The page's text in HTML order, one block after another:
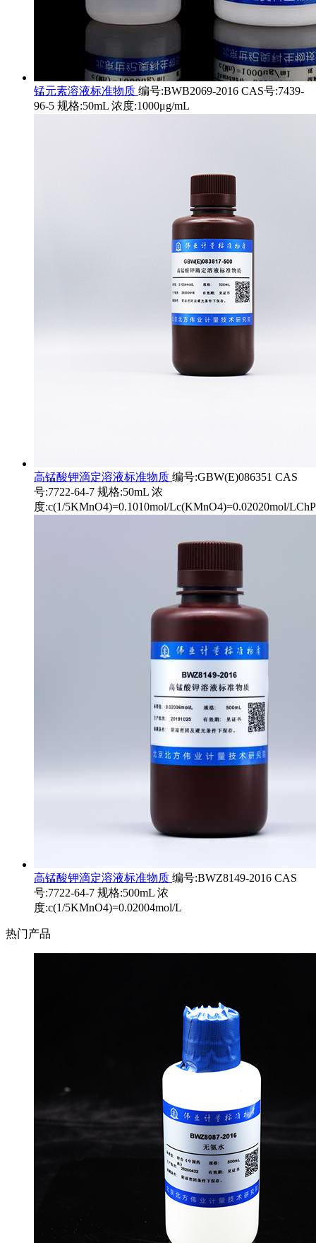
锰元素溶液标准物质 编号:BWB2069-2016 CAS号:7439-
96-5 规格:50mL 浓度:1000μg/mL
高锰酸钾滴定溶液标准物质 编号:GBW(E)086351 CAS
号:7722-64-7 规格:50mL 浓
度:c(1/5KMnO4)=0.1010mol/Lc(KMnO4)=0.02020mol/
高锰酸钾滴定溶液标准物质 编号:BWZ8149-2016 CAS
号:7722-64-7 规格:500mL 浓
度:c(1/5KMnO4)=0.02004mol/L
热门产品